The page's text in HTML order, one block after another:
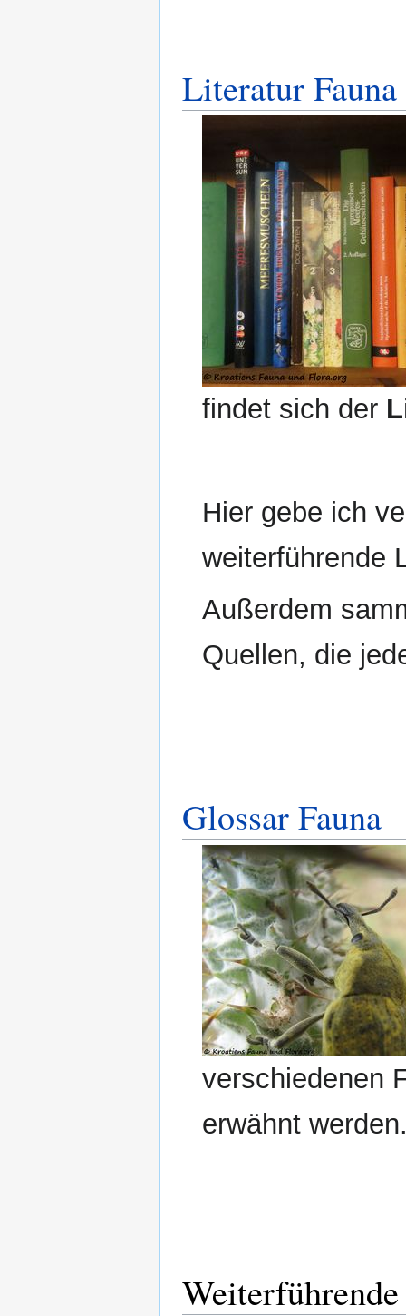
Literatur Fauna
findet sich der
Hier gebe ich
weiterführende
Außerdem
Quellen, die
Glossar Fauna
verschiedenen
erwähnt